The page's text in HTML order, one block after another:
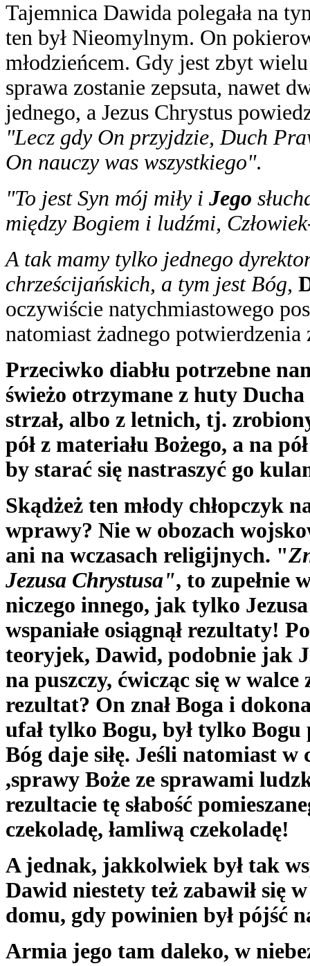
Tajemnica Dawida polegała na
ten był Nieomylnym. On
młodzieńcem. Gdy jest zbyt
sprawa zostanie zepsuta, nawet
jednego, a Jezus Chrystus
"Lecz gdy On przyjdzie, Duch
On nauczy was wszystkiego".
"To jest Syn mój miły i Jego
między Bogiem i ludźmi,
A tak mamy tylko jednego
chrześcijańskich, a tym jest Bóg,
oczywiście natychmiastowego
natomiast żadnego
Przeciwko diabłu potrzebne
świeżo otrzymane z huty Ducha
strzał, albo z letnich, tj.
pół z materiału Bożego, a na
by starać się nastraszyć go
Skądżeż ten młody chłopczyk
wprawy? Nie w obozach
ani na wczasach religijnych. "
Jezusa Chrystusa", to zupełnie
niczego innego, jak tylko
wspaniałe osiągnął rezultaty!
teoryjek, Dawid, podobnie jak
na puszczy, ćwicząc się w
rezultat? On znał Boga i
ufał tylko Bogu, był tylko Bogu
Bóg daje siłę. Jeśli natomiast w
,sprawy Boże ze sprawami
rezultacie tę słabość
czekoladę, łamliwą czekoladę!
A jednak, jakkolwiek był tak
Dawid niestety też zabawił się
domu, gdy powinien był pójść
Armia jego tam daleko, w